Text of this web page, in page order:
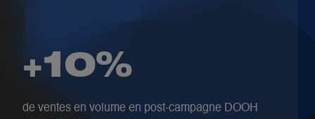
+10%
de ventes en volume en post-campagne DOOH